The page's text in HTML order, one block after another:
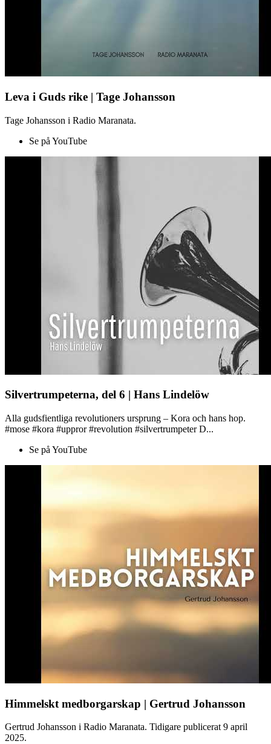
Leva i Guds rike | Tage Johansson
Tage Johansson i Radio Maranata.
Se på YouTube
Silvertrumpeterna, del 6 | Hans Lindelöw
Alla gudsfientliga revolutioners ursprung – Kora och hans hop.
#mose #kora #uppror #revolution #silvertrumpeter D...
Se på YouTube
Himmelskt medborgarskap | Gertrud Johansson
Gertrud Johansson i Radio Maranata. Tidigare publicerat 9 april
2025.